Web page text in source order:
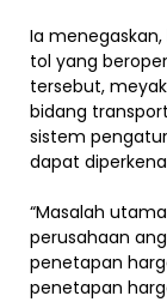
Ia
tol yang
tersebut,
bidang
sistem
dapat
“Masalah
perusahaan
penetapan
penetapan